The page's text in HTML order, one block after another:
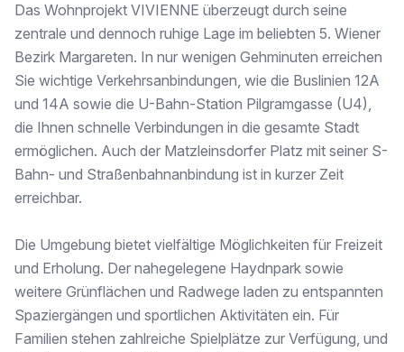
Klinik <1.000m
Krankenhaus <1.000m
Kinder & Schulen
Schule <250m
Kindergarten <250m
Universität <1.000m
Höhere Schule <1.000m
Nahversorgung
Supermarkt <250m
Sonstige
Geldautomat <250m
Bank <250m
Post <500m
Polizei <750m
Das Wohnprojekt VIVIENNE überzeugt durch seine
zentrale und dennoch ruhige Lage im beliebten 5. Wiener
Bezirk Margareten. In nur wenigen Gehminuten erreichen
Sie wichtige Verkehrsanbindungen, wie die Buslinien 12A
und 14A sowie die U-Bahn-Station Pilgramgasse (U4),
die Ihnen schnelle Verbindungen in die gesamte Stadt
ermöglichen. Auch der Matzleinsdorfer Platz mit seiner S-
Bahn- und Straßenbahnanbindung ist in kurzer Zeit
erreichbar.
Die Umgebung bietet vielfältige Möglichkeiten für Freizeit
und Erholung. Der nahegelegene Haydnpark sowie
weitere Grünflächen und Radwege laden zu entspannten
Spaziergängen und sportlichen Aktivitäten ein. Für
Familien stehen zahlreiche Spielplätze zur Verfügung, und